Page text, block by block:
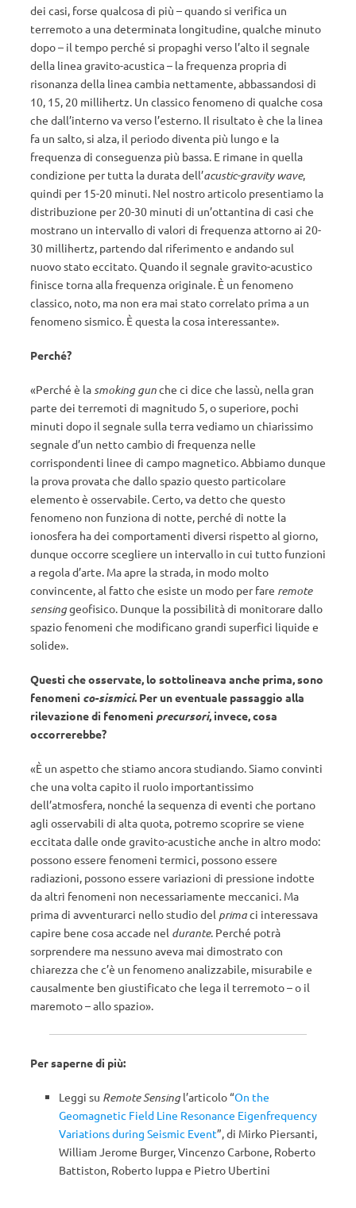
dei casi, forse qualcosa di più – quando si verifica un
terremoto a una determinata longitudine, qualche minuto
dopo – il tempo perché si propaghi verso l’alto il segnale
della linea gravito-acustica – la frequenza propria di
risonanza della linea cambia nettamente, abbassandosi di
10, 15, 20 millihertz. Un classico fenomeno di qualche cosa
che dall’interno va verso l’esterno. Il risultato è che la linea
fa un salto, si alza, il periodo diventa più lungo e la
frequenza di conseguenza più bassa. E rimane in quella
condizione per tutta la durata dell’acustic-gravity wave,
quindi per 15-20 minuti. Nel nostro articolo presentiamo la
distribuzione per 20-30 minuti di un’ottantina di casi che
mostrano un intervallo di valori di frequenza attorno ai 20-
30 millihertz, partendo dal riferimento e andando sul
nuovo stato eccitato. Quando il segnale gravito-acustico
finisce torna alla frequenza originale. È un fenomeno
classico, noto, ma non era mai stato correlato prima a un
fenomeno sismico. È questa la cosa interessante».
Perché?
«Perché è lasmoking gunche ci dice che lassù, nella gran
parte dei terremoti di magnitudo 5, o superiore, pochi
minuti dopo il segnale sulla terra vediamo un chiarissimo
segnale d’un netto cambio di frequenza nelle
corrispondenti linee di campo magnetico. Abbiamo dunque
la prova provata che dallo spazio questo particolare
elemento è osservabile. Certo, va detto che questo
fenomeno non funziona di notte, perché di notte la
ionosfera ha dei comportamenti diversi rispetto al giorno,
dunque occorre scegliere un intervallo in cui tutto funzioni
a regola d’arte. Ma apre la strada, in modo molto
convincente, al fatto che esiste un modo per fare remote
sensinggeofisico. Dunque la possibilità di monitorare dallo
spazio fenomeni che modificano grandi superfici liquide e
solide».
Questi che osservate, lo sottolineava anche prima, sono
fenomeni co-sismici. Per un eventuale passaggio alla
rilevazione di fenomeni precursori, invece, cosa
occorrerebbe?
«È un aspetto che stiamo ancora studiando. Siamo convinti
che una volta capito il ruolo importantissimo
dell’atmosfera, nonché la sequenza di eventi che portano
agli osservabili di alta quota, potremo scoprire se viene
eccitata dalle onde gravito-acustiche anche in altro modo:
possono essere fenomeni termici, possono essere
radiazioni, possono essere variazioni di pressione indotte
da altri fenomeni non necessariamente meccanici. Ma
prima di avventurarci nello studio del primaci interessava
capire bene cosa accade nel durante. Perché potrà
sorprendere ma nessuno aveva mai dimostrato con
chiarezza che c’è un fenomeno analizzabile, misurabile e
causalmente ben giustificato che lega il terremoto – o il
maremoto – allo spazio».
Per saperne di più:
Leggi su Remote Sensingl’articolo “On the
Geomagnetic Field Line Resonance Eigenfrequency
Variations during Seismic Event”, di Mirko Piersanti,
William Jerome Burger, Vincenzo Carbone, Roberto
Battiston, Roberto Iuppa e Pietro Ubertini